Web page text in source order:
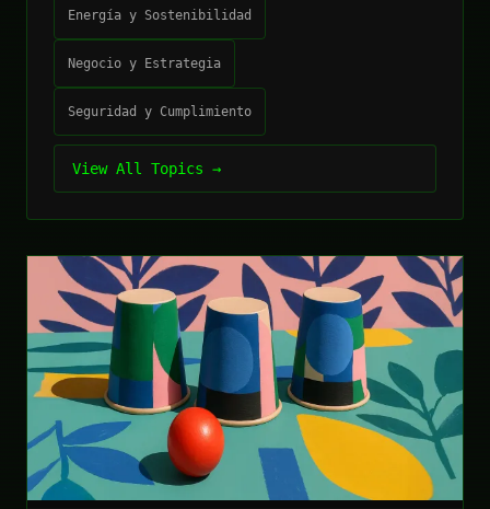
Energía y Sostenibilidad
Negocio y Estrategia
Seguridad y Cumplimiento
View All Topics →